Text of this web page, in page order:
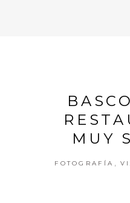
MUY
FOTOGRAFÍA